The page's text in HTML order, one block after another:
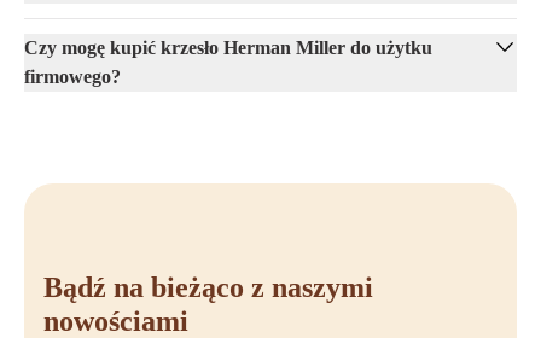
Czy mogę kupić krzesło Herman Miller do użytku
firmowego?
Bądź na bieżąco z naszymi
nowościami